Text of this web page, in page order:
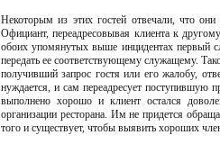
Некоторым из этих гостей отвечали, что
Официант, переадресовывая клиента к
обоих упомянутых выше инцидентах первый
передать ее соответствующему служащему.
получивший запрос гостя или его жалобу,
нуждается, и сам переадресует поступившую
выполнено хорошо и клиент остался
организации ресторана. Им не придется
того и существует, чтобы выявить хороших